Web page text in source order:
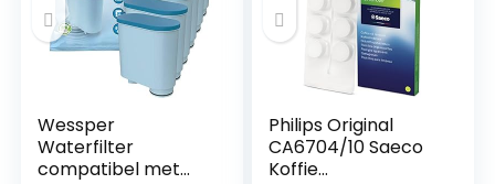
Wessper
Waterfilter
compatibel met
Philips Original
CA6704/10 Saeco
Koffie